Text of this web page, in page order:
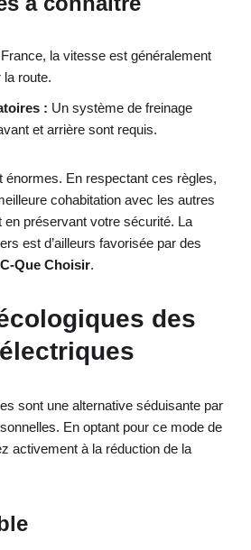
la vitesse est généralement
route.
: Un système de freinage
et arrière sont requis.
énormes. En respectant ces règles,
cohabitation avec les autres
en préservant votre sécurité. La
est d’ailleurs favorisée par des
Que Choisir.
des
sont une alternative séduisante par
En optant pour ce mode de
activement à la réduction de la